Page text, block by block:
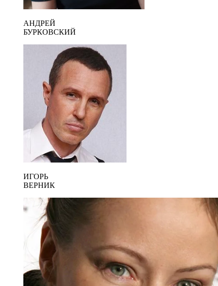
АНДРЕЙ
БУРКОВСКИЙ
ИГОРЬ
ВЕРНИК